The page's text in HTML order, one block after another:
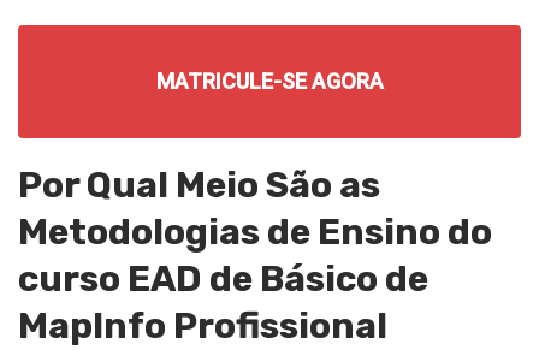
MATRICULE-SE AGORA
Por Qual Meio São as
Metodologias de Ensino do
curso EAD de Básico de
MapInfo Profissional